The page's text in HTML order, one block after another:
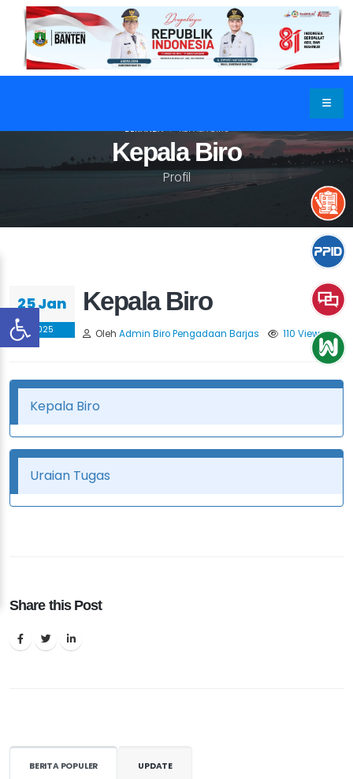
Kepala Biro
Profil
BERANDA KEPALA BIRO
25 Jan
2025
Kepala Biro
Oleh Admin Biro Pengadaan Barjas 110 View
Kepala Biro
Uraian Tugas
Share this Post
BERITA POPULER UPDATE